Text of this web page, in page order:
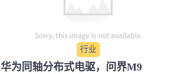
行业
华为同轴分布式电驱，问界M9